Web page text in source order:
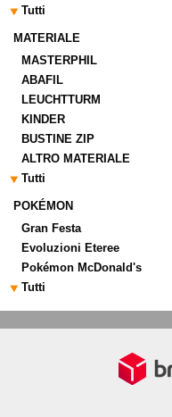
Tutti
MATERIALE
MASTERPHIL
ABAFIL
LEUCHTTURM
KINDER
BUSTINE ZIP
ALTRO MATERIALE
Tutti
POKÉMON
Gran Festa
Evoluzioni Eteree
Pokémon McDonald's
Tutti